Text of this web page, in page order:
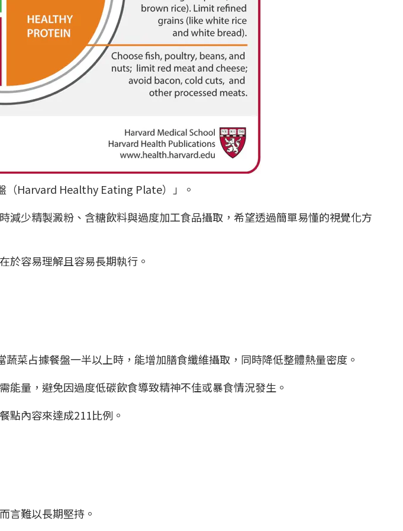
（Harvard Healthy Eating Plate）」。
少精製澱粉、含糖飲料與過度加工食品攝取，希望透過簡單易懂的視覺化方
於容易理解且容易長期執行。
菜占據餐盤一半以上時，能增加膳食纖維攝取，同時降低整體熱量密度。
量，避免因過度低碳飲食導致精神不佳或暴食情況發生。
點內容來達成211比例。
言難以長期堅持。